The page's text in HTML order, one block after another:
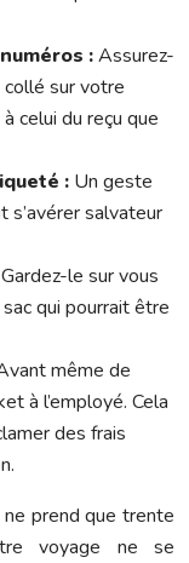
:Assurez-
collé sur votre
celui du reçu que
: Un geste
s’avérer salvateur
Gardez-le sur vous
qui pourrait être
même de
à l’employé. Cela
des frais
prend que trente
voyage ne se